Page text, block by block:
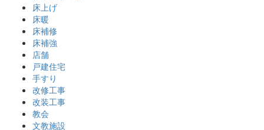
床上げ
床暖
床補修
床補強
店舗
戸建住宅
手すり
改修工事
改装工事
教会
文教施設